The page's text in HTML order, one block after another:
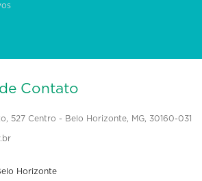
Contato
527 Centro - Belo Horizonte, MG, 30160-031
Horizonte